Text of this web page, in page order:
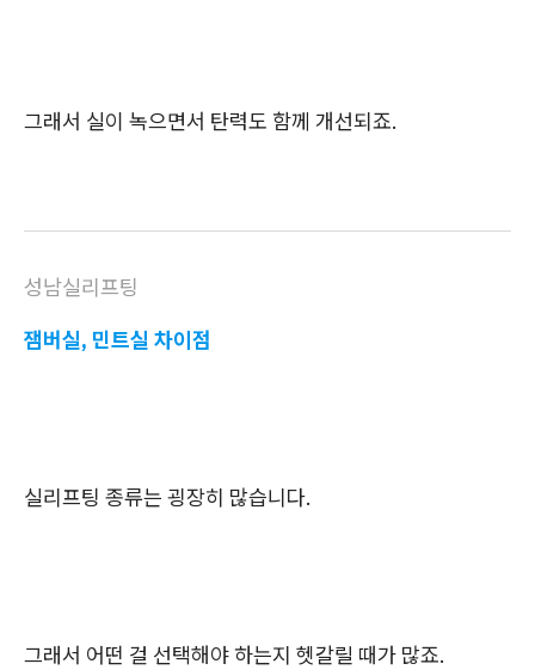
그래서 실이 녹으면서 탄력도 함께 개선되죠.
성남실리프팅
잼버실, 민트실 차이점
실리프팅 종류는 굉장히 많습니다.
그래서 어떤 걸 선택해야 하는지 헷갈릴 때가 많죠.